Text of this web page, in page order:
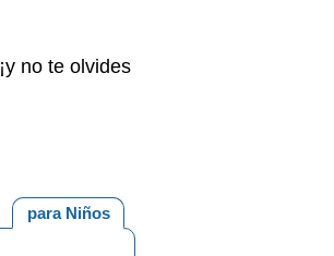
no te olvides
para Niños